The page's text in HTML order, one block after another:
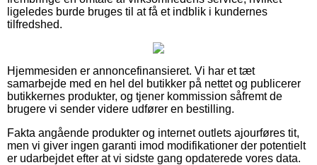
ligeledes burde bruges til at få et indblik i kundernes
tilfredshed.
Hjemmesiden er annoncefinansieret. Vi har et tæt
samarbejde med en hel del butikker på nettet og publicerer
butikkernes produkter, og tjener kommission såfremt de
brugere vi sender videre udfører en bestilling.
Fakta angående produkter og internet outlets ajourføres tit,
men vi giver ingen garanti imod modifikationer der potentielt
er udarbejdet efter at vi sidste gang opdaterede vores data.